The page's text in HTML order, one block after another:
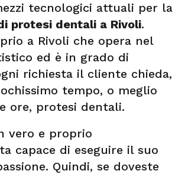
tecnologici attuali per la
protesi dentali a Rivoli.
a Rivoli che opera nel
ed è in grado di
richiesta il cliente chieda,
tempo, o meglio
ore, protesi dentali.
vero e proprio
capace di eseguire il suo
Quindi, se doveste